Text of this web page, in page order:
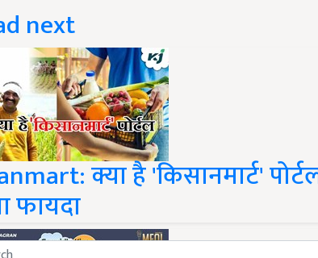
next
क्या है 'किसानमार्ट'
फायदा